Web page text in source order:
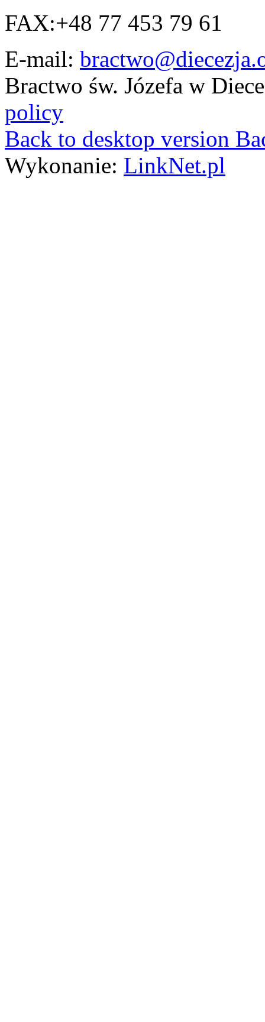
FAX:+48 77 453 79 61
E-mail:
Bractwo św. Józefa w
policy
Back to desktop version
Wykonanie: LinkNet.pl